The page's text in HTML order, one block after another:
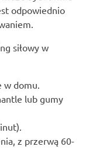
odpowiednio
siłowy w
w domu.
lub gumy
z przerwą 60-